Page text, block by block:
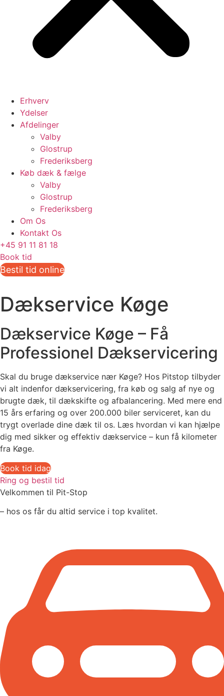
Erhverv
Ydelser
Afdelinger
Valby
Glostrup
Frederiksberg
Køb dæk & fælge
Valby
Glostrup
Frederiksberg
Om Os
Kontakt Os
+45 91 11 81 18
Book tid
Bestil tid online
Dækservice Køge
Dækservice Køge – Få
Professionel Dækservicering
Skal du bruge dækservice nær Køge? Hos Pitstop tilbyder
vi alt indenfor dækservicering, fra køb og salg af nye og
brugte dæk, til dækskifte og afbalancering. Med mere end
15 års erfaring og over 200.000 biler serviceret, kan du
trygt overlade dine dæk til os. Læs hvordan vi kan hjælpe
dig med sikker og effektiv dækservice – kun få kilometer
fra Køge.
Book tid idag
Ring og bestil tid
Velkommen til Pit-Stop
– hos os får du altid service i top kvalitet.